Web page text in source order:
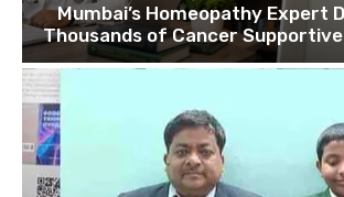
Mumbai’s Homeopathy Expert
Thousands of Cancer